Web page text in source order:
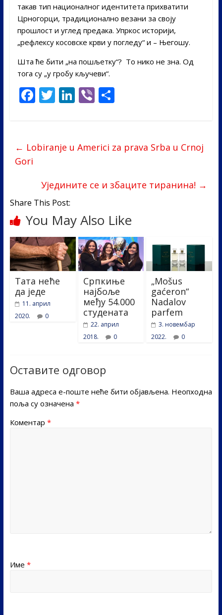
такав тип националног идентитета прихватити
Црногорци, традиционално везани за своју
прошлост и углед предака. Упркос историји,
„рефлексу косовске крви у погледу“ и – Његошу.
Шта ће бити „на пошљетку“? То нико не зна. Од
тога су „у гробу кључеви“.
F
ac
b
o
k
T
w
er
Li
n
e
dI
Vi
b
S
e
← Lobiranje u Americi za prava Srba u Crnoj
Gori
Уједините се и збаците тиранина! →
Share This Post:
You May Also Like
Тата неће
да једе
11. април
2020.
0
Српкиње
најбоље
међу 54.000
студената
22. април
2018.
0
„Mošus
gaćeron“
Nadalov
parfem
3. новембар
2022.
0
Оставите одговор
Ваша адреса е-поште неће бити објављена. Неопходна
поља су означена *
Коментар *
Име *